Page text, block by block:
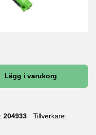
204933
Tillverkare